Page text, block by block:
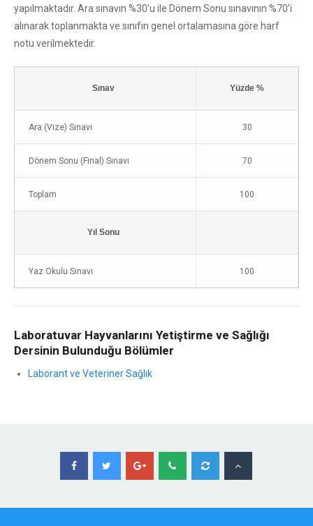
yapılmaktadır. Ara sınavın %30’u ile Dönem Sonu sınavının %70’i
alınarak toplanmakta ve sınıfın genel ortalamasına göre harf
notu verilmektedir.
Sınav Yüzde %
Ara (Vize) Sınavı 30
Dönem Sonu (Final) Sınavı 70
Toplam 100
Yıl Sonu
Yaz Okulu Sınavı 100
Laboratuvar Hayvanlarını Yetiştirme ve Sağlığı
Dersinin Bulunduğu Bölümler
Laborant ve Veteriner Sağlık